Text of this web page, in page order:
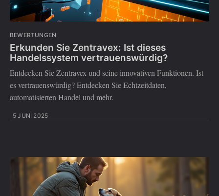
BEWERTUNGEN
Erkunden Sie Zentravex: Ist dieses
Handelssystem vertrauenswürdig?
Entdecken Sie Zentravex und seine innovativen Funktionen. Ist
es vertrauenswürdig? Entdecken Sie Echtzeitdaten,
automatisierten Handel und mehr.
5 JUNI 2025